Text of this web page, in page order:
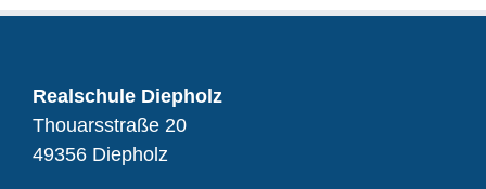
Realschule Diepholz
Thouarsstraße 20
49356 Diepholz